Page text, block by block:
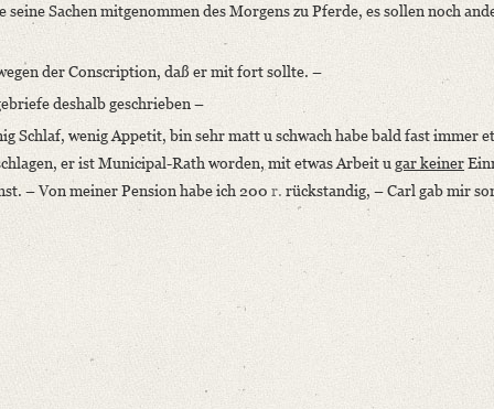
Sachen mitgenommen des Morgens zu Pferde, es sollen noch
der Conscription, daß er mit fort sollte. –
deshalb geschrieben –
Schlaf, wenig Appetit, bin sehr matt u schwach habe bald fast immer
er ist Municipal-Rath worden, mit etwas Arbeit u gar keiner
– Von meiner Pension habe ich 200 r. rückstandig, – Carl gab mir